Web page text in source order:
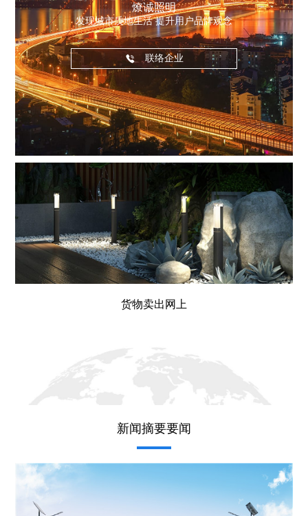
燎诚照明
发现城市质地生活 提升用户品牌观念
联络企业
货物卖出网上
新闻摘要要闻